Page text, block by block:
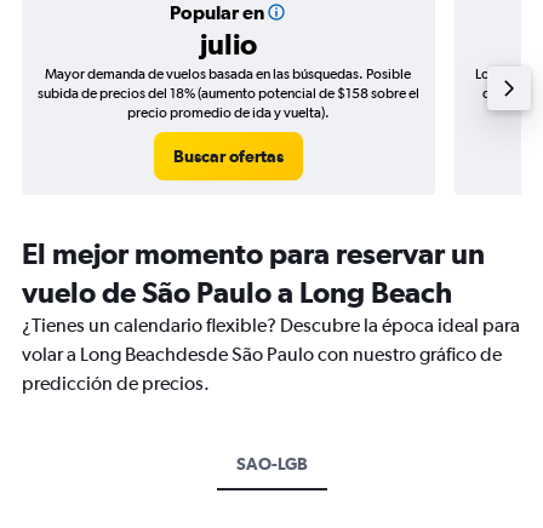
Popular en
julio
Mayor demanda de vuelos basada en las búsquedas. Posible
subida de precios del 18% (aumento potencial de $158 sobre el
precio promedio de ida y vuelta).
Buscar ofertas
Los
de
El mejor momento para reservar un
vuelo de São Paulo a Long Beach
¿Tienes un calendario flexible? Descubre la época ideal para
volar a Long Beachdesde São Paulo con nuestro gráfico de
predicción de precios.
SAO-LGB